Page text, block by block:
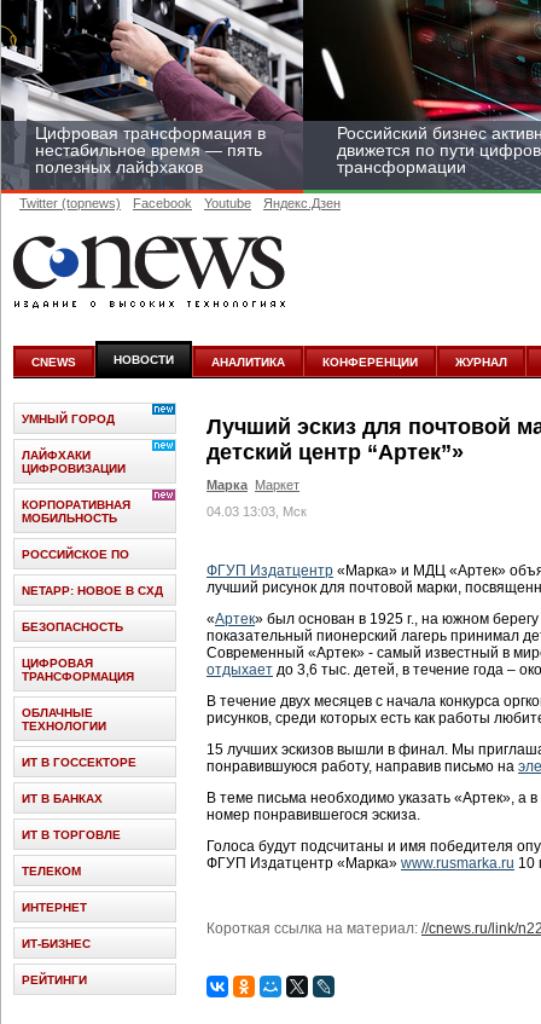
Цифровая трансформация в
нестабильное время — пять
полезных лайфхаков
Российский бизнес
движется по пути
трансформации
цифровизироваться со
скоростью крупных
корпораций
Twitter (topnews) Facebook Youtube Яндекс.Дзен
CNEWS НОВОСТИ АНАЛИТИКА КОНФЕРЕНЦИИ ЖУРНАЛ
Лучший эскиз для почтовой
детский центр “Артек”»
Марка Маркет
04.03 13:03, Мск
ФГУП Издатцентр «Марка» и МДЦ «Артек»
лучший рисунок для почтовой марки,
«Артек» был основан в 1925 г., на южном берегу
показательный пионерский лагерь принимал
Современный «Артек» - самый известный в
отдыхает до 3,6 тыс. детей, в течение года –
В течение двух месяцев с начала конкурса
рисунков, среди которых есть как работы
15 лучших эскизов вышли в финал. Мы
понравившуюся работу, направив письмо на
В теме письма необходимо указать «Артек»,
номер понравившегося эскиза.
Голоса будут подсчитаны и имя победителя
ФГУП Издатцентр «Марка» www.rusmarka.ru 10
Короткая ссылка на материал: //cnews.ru/link/
УМНЫЙ ГОРОД
ЛАЙФХАКИ
ЦИФРОВИЗАЦИИ
КОРПОРАТИВНАЯ
МОБИЛЬНОСТЬ
РОССИЙСКОЕ ПО
NETAPP: НОВОЕ В СХД
БЕЗОПАСНОСТЬ
ЦИФРОВАЯ
ТРАНСФОРМАЦИЯ
ОБЛАЧНЫЕ
ТЕХНОЛОГИИ
ИТ В ГОССЕКТОРЕ
ИТ В БАНКАХ
ИТ В ТОРГОВЛЕ
ТЕЛЕКОМ
ИНТЕРНЕТ
ИТ-БИЗНЕС
РЕЙТИНГИ